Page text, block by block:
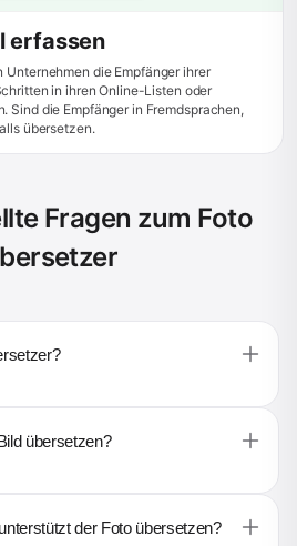
erfassen
Unternehmen die Empfänger ihrer
in ihren Online-Listen oder
Sind die Empfänger in Fremdsprachen,
übersetzen.
Fragen zum Foto
übersetzen?
der Foto übersetzen?